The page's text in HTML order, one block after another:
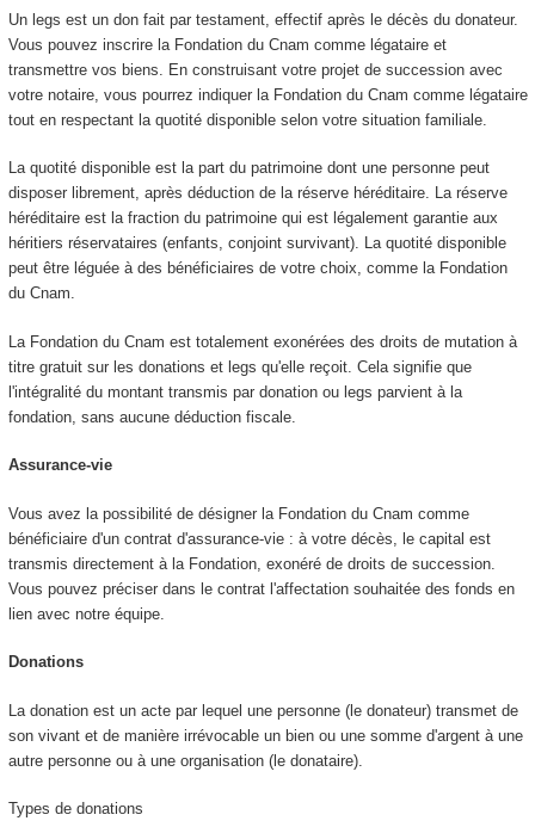
Un legs est un don fait par testament, effectif après le décès du donateur.
Vous pouvez inscrire la Fondation du Cnam comme légataire et
transmettre vos biens. En construisant votre projet de succession avec
votre notaire, vous pourrez indiquer la Fondation du Cnam comme légataire
tout en respectant la quotité disponible selon votre situation familiale.
La quotité disponible est la part du patrimoine dont une personne peut
disposer librement, après déduction de la réserve héréditaire. La réserve
héréditaire est la fraction du patrimoine qui est légalement garantie aux
héritiers réservataires (enfants, conjoint survivant). La quotité disponible
peut être léguée à des bénéficiaires de votre choix, comme la Fondation
du Cnam.
La Fondation du Cnam est totalement exonérées des droits de mutation à
titre gratuit sur les donations et legs qu'elle reçoit. Cela signifie que
l'intégralité du montant transmis par donation ou legs parvient à la
fondation, sans aucune déduction fiscale.
Assurance-vie
Vous avez la possibilité de désigner la Fondation du Cnam comme
bénéficiaire d'un contrat d'assurance-vie : à votre décès, le capital est
transmis directement à la Fondation, exonéré de droits de succession.
Vous pouvez préciser dans le contrat l'affectation souhaitée des fonds en
lien avec notre équipe.
Donations
La donation est un acte par lequel une personne (le donateur) transmet de
son vivant et de manière irrévocable un bien ou une somme d'argent à une
autre personne ou à une organisation (le donataire).
Types de donations